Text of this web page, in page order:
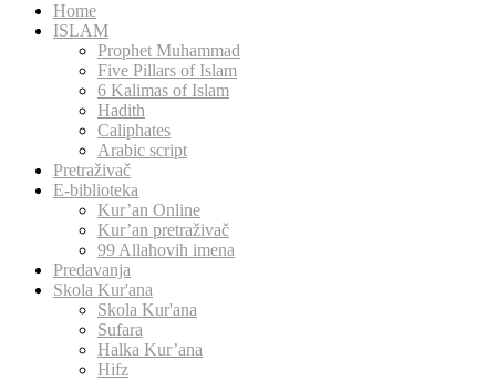
Home
ISLAM
Prophet Muhammad
Five Pillars of Islam
6 Kalimas of Islam
Hadith
Caliphates
Arabic script
Pretraživač
E-biblioteka
Kur’an Online
Kur’an pretraživač
99 Allahovih imena
Predavanja
Skola Kur'ana
Skola Kur'ana
Sufara
Halka Kur’ana
Hifz